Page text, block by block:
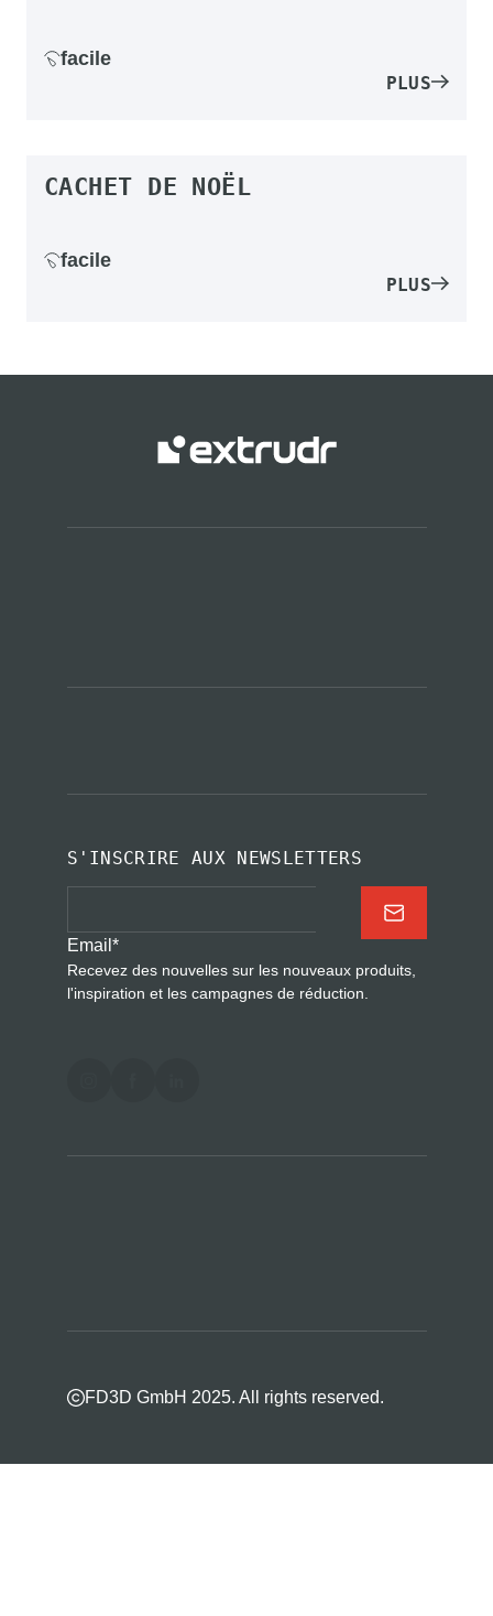
facile
PLUS
CACHET DE NOËL
facile
PLUS
S'INSCRIRE AUX NEWSLETTERS
Email *
Recevez des nouvelles sur les nouveaux produits,
l'inspiration et les campagnes de réduction.
FD3D GmbH 2025. All rights reserved.